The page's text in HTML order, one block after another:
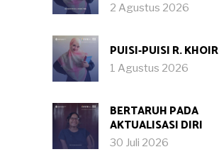
2 Agustus 2026
PUISI-PUISI R.
1 Agustus 2026
BERTARUH PADA
AKTUALISASI DIRI
30 Juli 2026